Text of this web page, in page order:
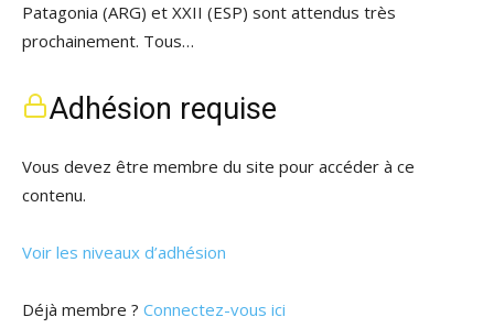
Patagonia (ARG) et XXII (ESP) sont attendus très
prochainement. Tous…
Adhésion requise
Vous devez être membre du site pour accéder à ce
contenu.
Voir les niveaux d’adhésion
Déjà membre ? Connectez-vous ici